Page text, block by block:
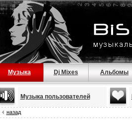
Музыка Dj Mixes Альбомы
Музыка пользователей
назад